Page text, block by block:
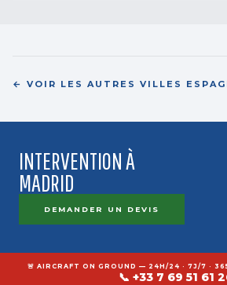
← VOIR LES AUTRES VILLES
INTERVENTION À
MADRID
DEMANDER UN DEVIS
🚨 AIRCRAFT ON GROUND — 24H/24 · 7J/7 ·
📞 +33 7 69 51 61